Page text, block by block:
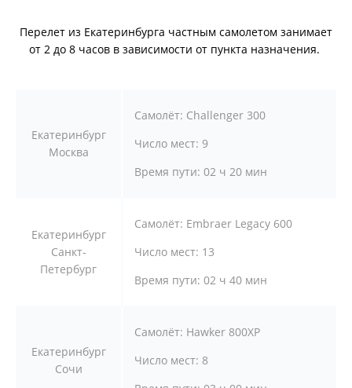
Перелет из Екатеринбурга частным самолетом занимает
от 2 до 8 часов в зависимости от пункта назначения.
Екатеринбург
Москва
Самолёт: Challenger 300
Число мест: 9
Время пути: 02 ч 20 мин
Екатеринбург
Санкт-
Петербург
Самолёт: Embraer Legacy 600
Число мест: 13
Время пути: 02 ч 40 мин
Екатеринбург
Сочи
Самолёт: Hawker 800XP
Число мест: 8